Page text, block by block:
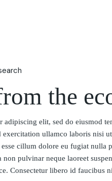
the
adipiscing elit, sed do eiusmod
ullamco laboris nisi
cillum dolore eu fugiat nulla
pulvinar neque laoreet
Consectetur libero id faucibus